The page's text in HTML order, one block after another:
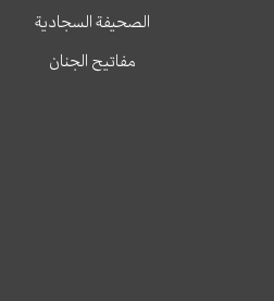
الصحيفة السجادية
مفاتيح الجنان